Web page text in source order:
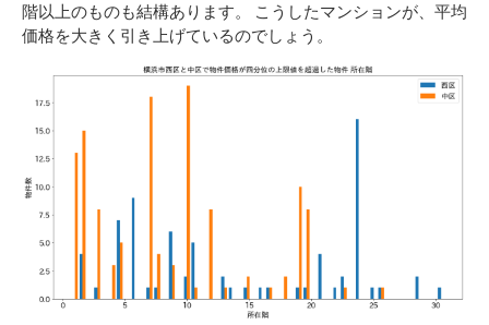
階以上のものも結構あります。 こうしたマンションが、平均
価格を大きく引き上げているのでしょう。